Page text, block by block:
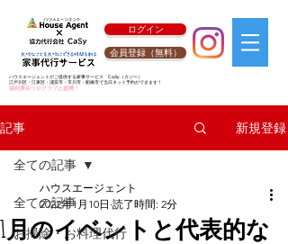
ログイン
会員登録（無料）
ハウスエージェントがご提供する家事サービス CaSy （カジー）
江戸川区・江東区・浦安市・市川市・船橋市で当日ネット予約ができます！
福利厚生リロクラブと提携！
記事 新規登録
全ての記事
お掃除・お料理代行
全ての記事
1月のイベントと代表的な
ハウスエージェント
2022年1月10日 読了時間: 2分